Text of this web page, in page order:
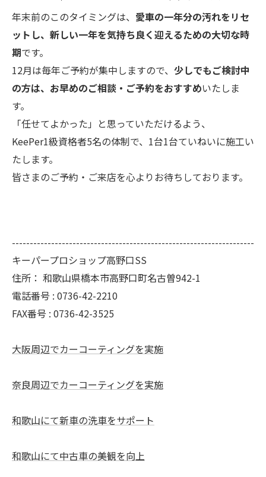
年末前のこのタイミングは、 愛車の一年分の汚れをリセ
ットし、新しい一年を気持ち良く迎えるための大切な時
期です。
12月は毎年ご予約が集中しますので、 少しでもご検討中
の方は、お早めのご相談・ご予約をおすすめいたしま
す。
「任せてよかった」と思っていただけるよう、
KeePer1級資格者5名の体制で、1台1台ていねいに施工い
たします。
皆さまのご予約・ご来店を心よりお待ちしております。
--------------------------------------------------------------------
キーパープロショップ高野口SS
住所： 和歌山県橋本市高野口町名古曽942-1
電話番号 : 0736-42-2210
FAX番号 : 0736-42-3525
大阪周辺でカーコーティングを実施
奈良周辺でカーコーティングを実施
和歌山にて新車の洗車をサポート
和歌山にて中古車の美観を向上